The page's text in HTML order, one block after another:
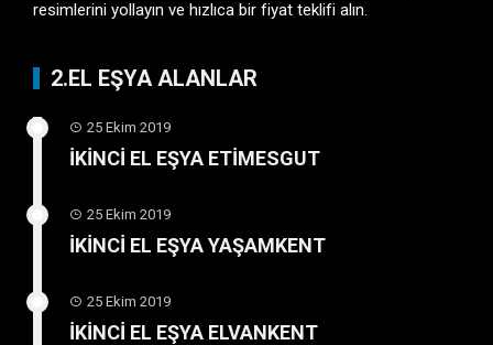
resimlerini yollayın ve hızlıca bir fiyat teklifi alın.
2.EL EŞYA ALANLAR
25 Ekim 2019
İKİNCİ EL EŞYA ETİMESGUT
25 Ekim 2019
İKİNCİ EL EŞYA YAŞAMKENT
25 Ekim 2019
İKİNCİ EL EŞYA ELVANKENT